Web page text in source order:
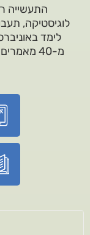
התעשייה
לוגיסטיקה,
לימד
מ-40